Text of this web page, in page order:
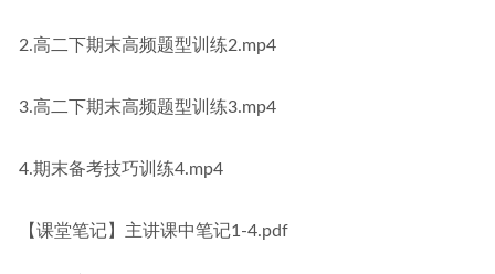
2.高二下期末高频题型训练2.mp4
3.高二下期末高频题型训练3.mp4
4.期末备考技巧训练4.mp4
【课堂笔记】主讲课中笔记1-4.pdf